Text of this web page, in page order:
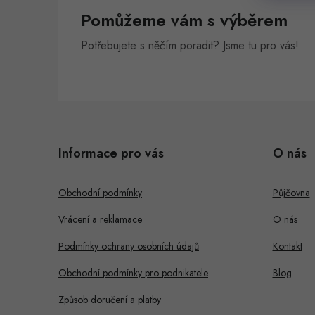
Pomůžeme vám s výběrem
Potřebujete s něčím poradit? Jsme tu pro vás!
Informace pro vás
Obchodní podmínky
Vrácení a reklamace
Podmínky ochrany osobních údajů
Obchodní podmínky pro podnikatele
Způsob doručení a platby
O nás
Půjčovna
O nás
Kontakt
Blog